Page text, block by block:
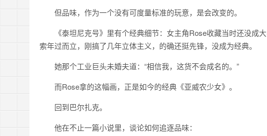
但品味，作为一个没有可度量标准的玩意，是会改变的。
《泰坦尼克号》里有个经典细节：女主角Rose收藏当时还没
索年过而立，刚搞了几年立体主义，的确还挺先锋，没成为经典。
她那个工业巨头未婚夫道：“相信我，这货不会成名的。”
而Rose拿的这幅画，正是如今的经典《亚威农少女》。
回到巴尔扎克。
他在不止一篇小说里，谈论如何追逐品味：